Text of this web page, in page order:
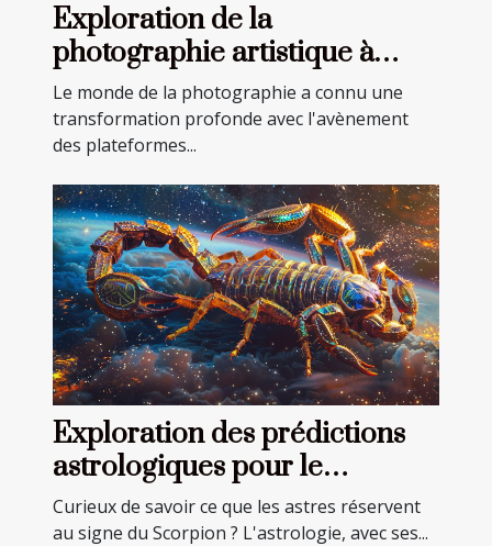
Exploration de la
photographie artistique à
travers les réseaux sociaux
Le monde de la photographie a connu une
transformation profonde avec l'avènement
des plateformes...
Exploration des prédictions
astrologiques pour le
Scorpion en périodes clés
Curieux de savoir ce que les astres réservent
au signe du Scorpion ? L'astrologie, avec ses...